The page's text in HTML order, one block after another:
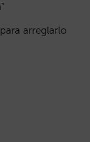
arreglarlo